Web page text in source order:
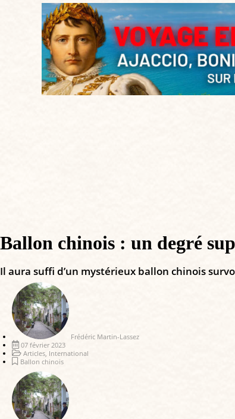
Ballon chinois : un degré
Il aura suffi d’un mystérieux ballon chinois
Frédéric Martin-Lassez
07 février 2023
Articles International
Ballon chinois